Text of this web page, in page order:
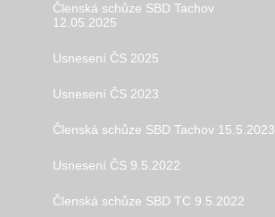
Členská schůze SBD Tachov
12.05.2025
Usnesení ČS 2025
Usnesení ČS 2023
Členská schůze SBD Tachov 15.5.2023
Usnesení ČS 9.5.2022
Členská schůze SBD TC 9.5.2022